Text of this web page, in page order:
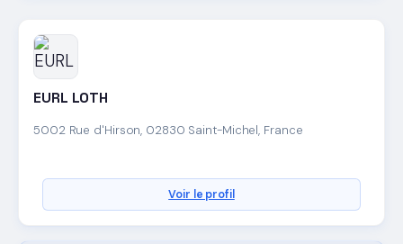
EURL LOTH
5002 Rue d'Hirson, 02830 Saint-Michel, France
Voir le profil